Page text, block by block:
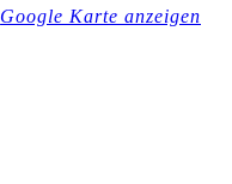
Google Karte anzeigen